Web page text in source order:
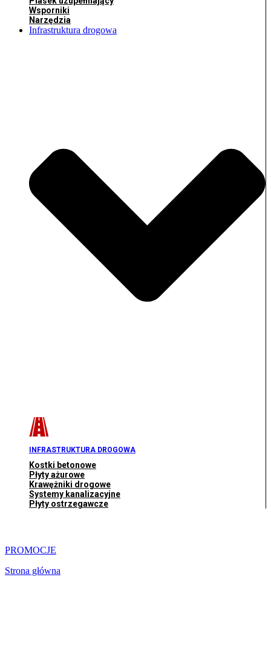
Wsporniki
Narzędzia
Infrastruktura drogowa
INFRASTRUKTURA DROGOWA
Kostki betonowe
Płyty ażurowe
Krawężniki drogowe
Systemy kanalizacyjne
Płyty ostrzegawcze
PROMOCJE
Strona główna